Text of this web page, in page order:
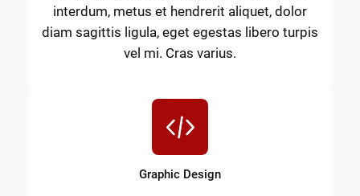
interdum, metus et hendrerit aliquet, dolor
diam sagittis ligula, eget egestas libero turpis
vel mi. Cras varius.
Graphic Design